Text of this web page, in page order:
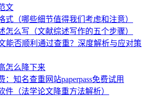
文
式（哪些细节值得我们考虑和注意）
怎么写（文献综述写作的五个步骤）
能否顺利通过查重？深度解析与应对策
怎么降下来
：知名查重网站paperpass免费试用
件（法学论文降重方法解析）